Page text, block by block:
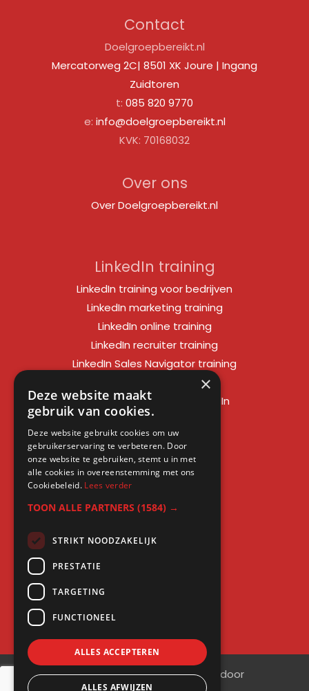
Contact
Doelgroepbereikt.nl
Mercatorweg 2C| 8501 XK Joure | Ingang
Zuidtoren
t: 085 820 9770
e: info@doelgroepbereikt.nl
KVK: 70168032
Over ons
Over Doelgroepbereikt.nl
LinkedIn training
LinkedIn training voor bedrijven
LinkedIn marketing training
LinkedIn online training
LinkedIn recruiter training
LinkedIn Sales Navigator training
LinkedIn sales training
Social media training LinkedIn
LinkedIn expert training
LinkedIn workshop
LinkedIn cursus
Cursus LinkedIn zakelijk
LinkedIn profielcheck
©2026| Website ontwikkeling door
×
Deze website maakt
gebruik van cookies.
Deze website gebruikt cookies om uw
gebruikerservaring te verbeteren. Door
onze website te gebruiken, stemt u in met
alle cookies in overeenstemming met ons
Cookiebeleid. Lees verder
TOON ALLE PARTNERS (1584) →
STRIKT NOODZAKELIJK
PRESTATIE
TARGETING
FUNCTIONEEL
ALLES ACCEPTEREN
ALLES AFWIJZEN